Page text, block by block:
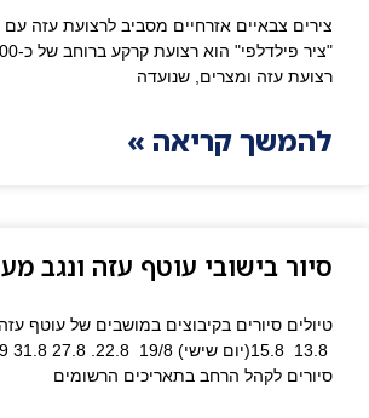
צירים צבאיים אזרחיים מסביב לרצועת עזה עם
רצועת עזה ומצרים, שנועדה
להמשך קריאה »
סיור בישובי עוטף עזה ונגב
טיולים סיורים בקיבוצים במושבים של עוטף
סיורים לקהל הרחב בתאריכים הרשומים